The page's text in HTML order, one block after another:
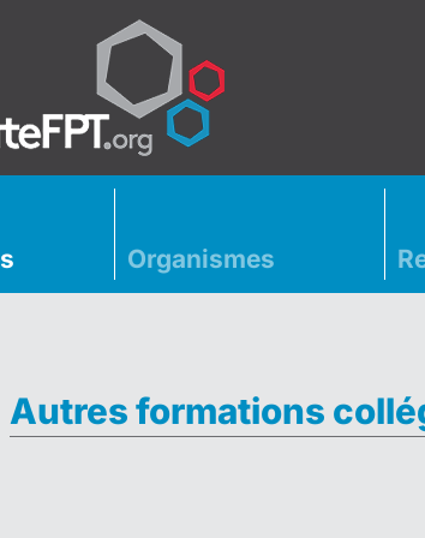
Organismes
Autres formations